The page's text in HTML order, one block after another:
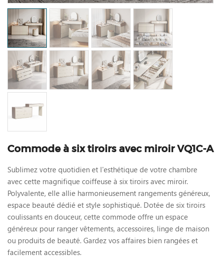
Commode à six tiroirs avec miroir VQ1C-A
Sublimez votre quotidien et l'esthétique de votre chambre
avec cette magnifique coiffeuse à six tiroirs avec miroir.
Polyvalente, elle allie harmonieusement rangements généreux,
espace beauté dédié et style sophistiqué. Dotée de six tiroirs
coulissants en douceur, cette commode offre un espace
généreux pour ranger vêtements, accessoires, linge de maison
ou produits de beauté. Gardez vos affaires bien rangées et
facilement accessibles.